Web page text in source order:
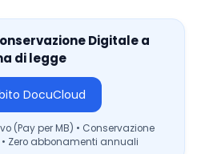
Digitale a
di legge
DocuCloud
(Pay per MB) • Conservazione
Zero abbonamenti annuali